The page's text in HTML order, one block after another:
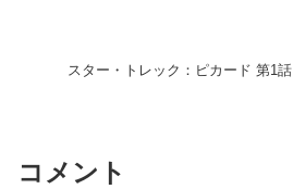
スター・トレック：ピカード 第1話
コメント